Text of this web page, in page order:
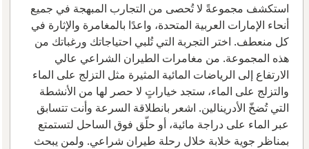
استكشف مجموعةً لا تُحصى من التجارب المبهجة في جميع
أنحاء الإمارات العربية المتحدة، واعدًا بالمغامرة والإثارة في
كل منعطف. اختر التجربة التي تُلبي احتياجاتك ورغباتك من
هذه المجموعة. من مغامرات الطيران الشراعي عالي
الارتفاع إلى الرياضات المائية المثيرة مثل التزلج على الماء
والتزلج على الماء، ستجد خياراتٍ لا حصر لها من الأنشطة
التي تُضخّ الأدرينالين. اشعر بانطلاقة السرعة وأنت تتسابق
عبر الماء على دراجة مائية، أو حلّق فوق الساحل لتستمتع
بمناظر جوية خلابة خلال رحلة طيران شراعي. ولمن يبحث